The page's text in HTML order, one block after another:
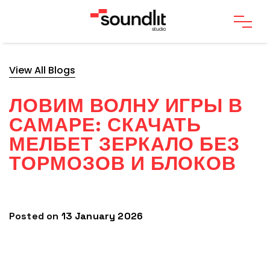
View All Blogs
ЛОВИМ ВОЛНУ ИГРЫ В
САМАРЕ: СКАЧАТЬ
МЕЛБЕТ ЗЕРКАЛО БЕЗ
ТОРМОЗОВ И БЛОКОВ
Posted on 13 January 2026